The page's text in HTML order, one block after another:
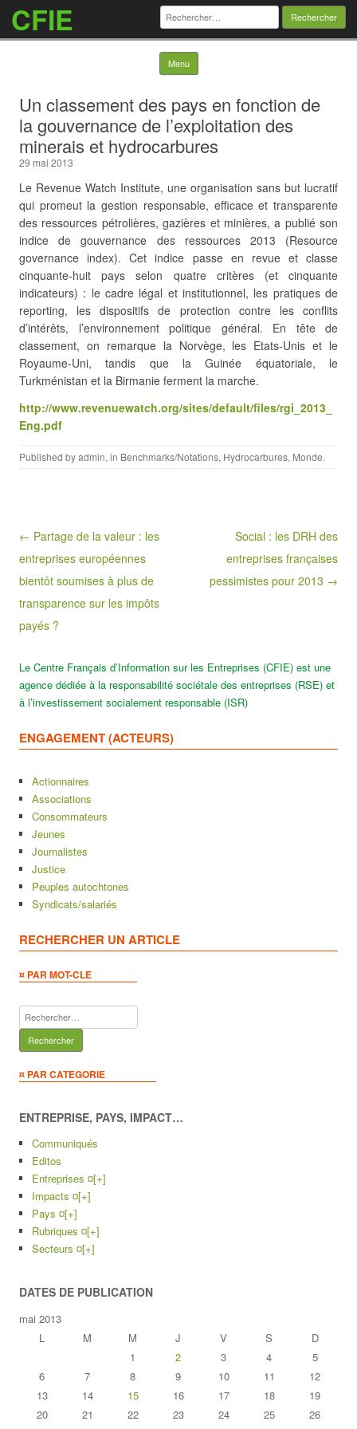
CFIE Rechercher :
Menu Skip to content
Un classement des pays en fonction de
la gouvernance de l’exploitation des
minerais et hydrocarbures
29 mai 2013
Le Revenue Watch Institute, une organisation sans but lucratif
qui promeut la gestion responsable, efficace et transparente
des ressources pétrolières, gazières et minières, a publié son
indice de gouvernance des ressources 2013 (Resource
governance index). Cet indice passe en revue et classe
cinquante-huit pays selon quatre critères (et cinquante
indicateurs) : le cadre légal et institutionnel, les pratiques de
reporting, les dispositifs de protection contre les conflits
d’intérêts, l’environnement politique général. En tête de
classement, on remarque la Norvège, les Etats-Unis et le
Royaume-Uni, tandis que la Guinée équatoriale, le
Turkménistan et la Birmanie ferment la marche.
http://www.revenuewatch.org/sites/default/files/rgi_2013_
Eng.pdf
Published byadmin, in Benchmarks/Notations, Hydrocarbures, Monde.
Post navigation
← Partage de la valeur : les
entreprises européennes
bientôt soumises à plus de
transparence sur les impôts
payés ?
Social : les DRH des
entreprises françaises
pessimistes pour 2013 →
Le Centre Français d’Information sur les Entreprises (CFIE) est une
agence dédiée à la responsabilité sociétale des entreprises (RSE) et
à l’investissement socialement responsable (ISR)
ENGAGEMENT (ACTEURS)
Actionnaires
Associations
Consommateurs
Jeunes
Journalistes
Justice
Peuples autochtones
Syndicats/salariés
RECHERCHER UN ARTICLE
¤ PAR MOT-CLE
Rechercher :
¤ PAR CATEGORIE
ENTREPRISE, PAYS, IMPACT…
Communiqués
Editos
Entreprises ¤[+]
Impacts ¤[+]
Pays ¤[+]
Rubriques ¤[+]
Secteurs ¤[+]
DATES DE PUBLICATION
mai 2013
L
M M J V S
D
1
2 3 4
5
6
7 8 9 10 11
12
13
14 15 16 17 18
19
20
21 22 23 24 25
26